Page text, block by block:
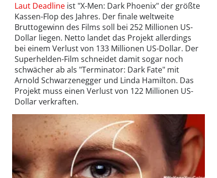
Laut Deadline ist "X-Men: Dark Phoenix" der größte
Kassen-Flop des Jahres. Der finale weltweite
Bruttogewinn des Films soll bei 252 Millionen US-
Dollar liegen. Netto landet das Projekt allerdings
bei einem Verlust von 133 Millionen US-Dollar. Der
Superhelden-Film schneidet damit sogar noch
schwächer ab als "Terminator: Dark Fate" mit
Arnold Schwarzenegger und Linda Hamilton. Das
Projekt muss einen Verlust von 122 Millionen US-
Dollar verkraften.